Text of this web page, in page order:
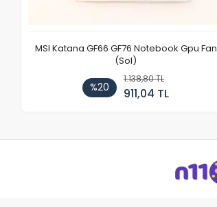
MSI Katana GF66 GF76 Notebook Gpu Fan
(Sol)
%20
1.138,80 TL
911,04 TL